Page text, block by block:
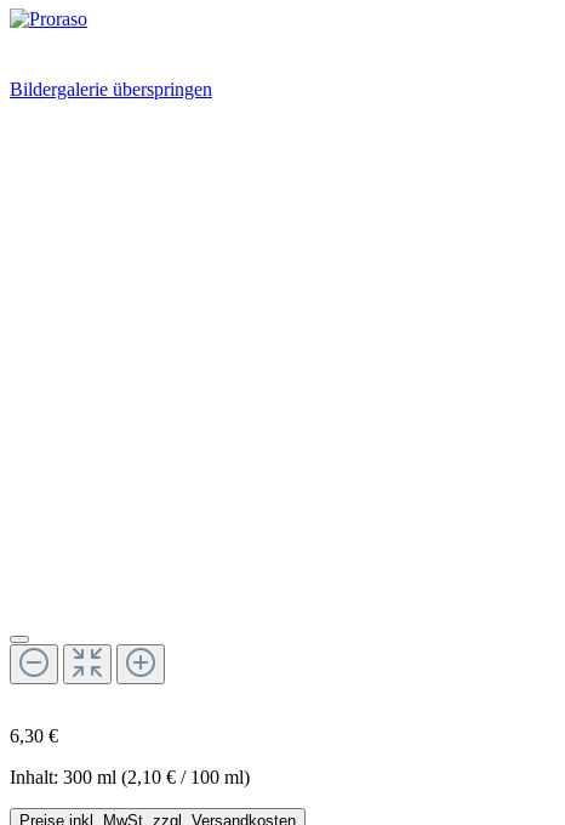
Bildergalerie überspringen
6,30 €
Inhalt: 300 ml (2,10 € / 100 ml)
Preise inkl. MwSt. zzgl. Versandkosten